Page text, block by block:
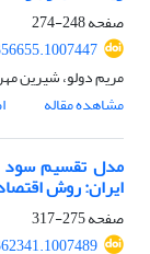
صفحه248-274
مریم دولو، شیرین
مشاهده مقاله
مدل تقسیم سود
ایران: روش
صفحه275-317